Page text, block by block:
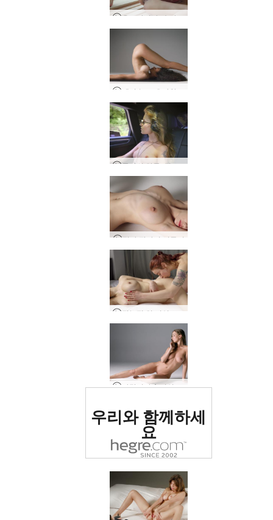
우크라이나, 슬라브스케의 빅토리아 S의 일상
몰리의 하루, 뮌헨, 독일
밀라 판타지 피규어
나탈리아 A 여성 인물
로 평가됨
우리와 함께하세
요